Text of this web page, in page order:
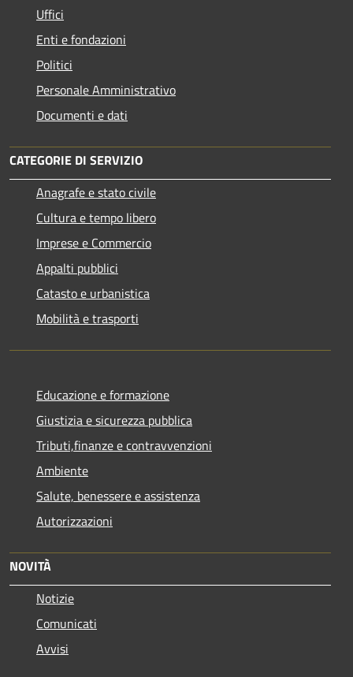
Uffici
Enti e fondazioni
Politici
Personale Amministrativo
Documenti e dati
CATEGORIE DI SERVIZIO
Anagrafe e stato civile
Cultura e tempo libero
Imprese e Commercio
Appalti pubblici
Catasto e urbanistica
Mobilità e trasporti
Educazione e formazione
Giustizia e sicurezza pubblica
Tributi,finanze e contravvenzioni
Ambiente
Salute, benessere e assistenza
Autorizzazioni
NOVITÀ
Notizie
Comunicati
Avvisi